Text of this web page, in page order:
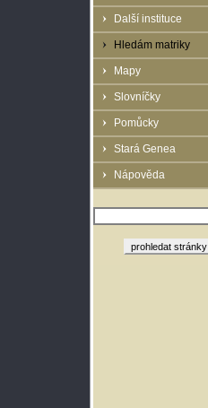
Další instituce
Hledám matriky
Mapy
Slovníčky
Pomůcky
Stará Genea
Nápověda